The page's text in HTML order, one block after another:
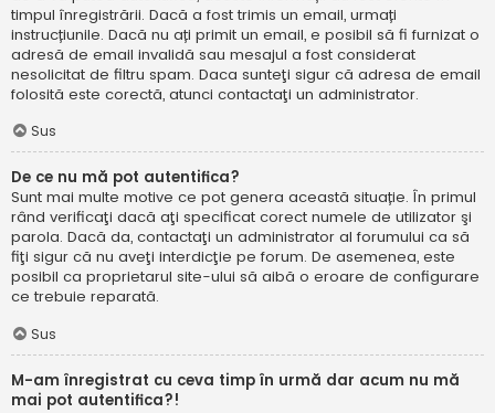
timpul înregistrării. Dacă a fost trimis un email, urmați
instrucțiunile. Dacă nu ați primit un email, e posibil să fi furnizat o
adresă de email invalidă sau mesajul a fost considerat
nesolicitat de filtru spam. Daca sunteţi sigur că adresa de email
folosită este corectă, atunci contactaţi un administrator.
Sus
De ce nu mă pot autentifica?
Sunt mai multe motive ce pot genera această situație. În primul
rând verificaţi dacă aţi specificat corect numele de utilizator şi
parola. Dacă da, contactaţi un administrator al forumului ca să
fiţi sigur că nu aveţi interdicţie pe forum. De asemenea, este
posibil ca proprietarul site-ului să aibă o eroare de configurare
ce trebuie reparată.
Sus
M-am înregistrat cu ceva timp în urmă dar acum nu mă
mai pot autentifica?!